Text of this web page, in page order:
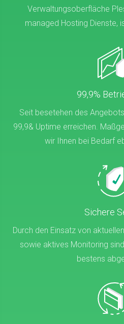
Verwaltungsoberfläche
managed Hosting Dienste,
99,9%
Seit besetehen des
99,9& Uptime erreichen.
wir Ihnen bei Bedarf
Sichere
Durch den Einsatz von
sowie aktives Monitoring
bestens